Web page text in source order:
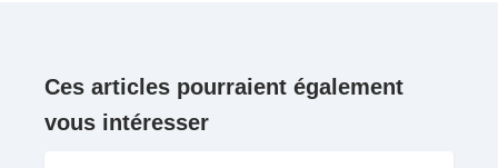
Ces articles pourraient également
vous intéresser